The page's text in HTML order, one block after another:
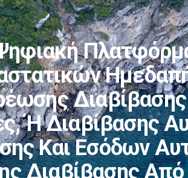
Ή Διαβίβασης
Και Εσόδων
Διαβίβασης